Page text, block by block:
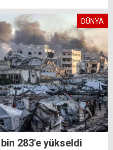
DÜNYA
283'e yükseldi